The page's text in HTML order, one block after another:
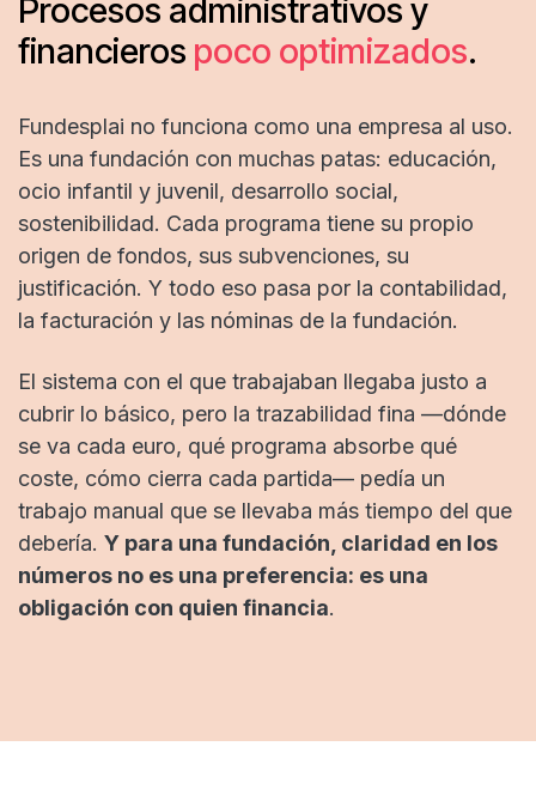
Procesos administrativos y
financieros poco optimizados.
Fundesplai no funciona como una empresa al uso.
Es una fundación con muchas patas: educación,
ocio infantil y juvenil, desarrollo social,
sostenibilidad. Cada programa tiene su propio
origen de fondos, sus subvenciones, su
justificación. Y todo eso pasa por la contabilidad,
la facturación y las nóminas de la fundación.
El sistema con el que trabajaban llegaba justo a
cubrir lo básico, pero la trazabilidad fina —dónde
se va cada euro, qué programa absorbe qué
coste, cómo cierra cada partida— pedía un
trabajo manual que se llevaba más tiempo del que
debería. Y para una fundación, claridad en los
números no es una preferencia: es una
obligación con quien financia.​